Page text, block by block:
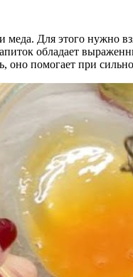
меда. Для этого
обладает
оно помогает при